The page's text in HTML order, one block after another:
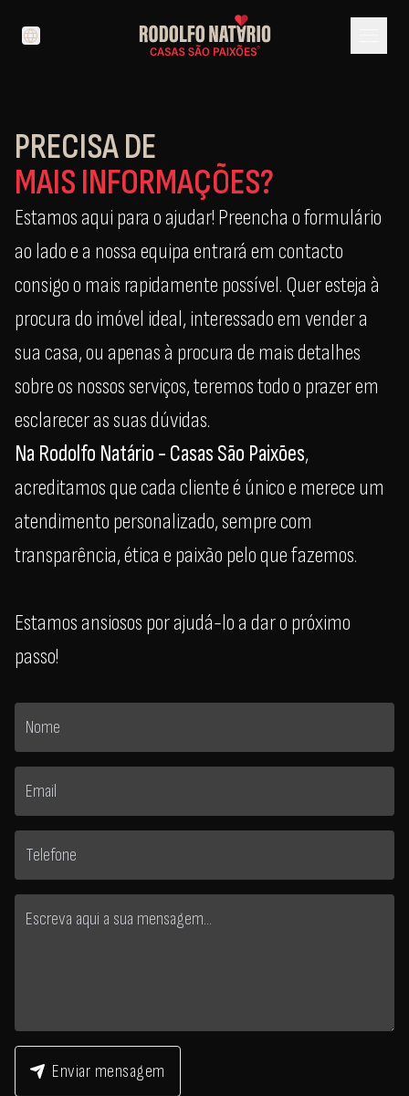
language
PRECISA DE
MAIS INFORMAÇÕES?
Estamos aqui para o ajudar! Preencha o formulário
ao lado e a nossa equipa entrará em contacto
consigo o mais rapidamente possível. Quer esteja à
procura do imóvel ideal, interessado em vender a
sua casa, ou apenas à procura de mais detalhes
sobre os nossos serviços, teremos todo o prazer em
esclarecer as suas dúvidas.
Na Rodolfo Natário - Casas São Paixões,
acreditamos que cada cliente é único e merece um
atendimento personalizado, sempre com
transparência, ética e paixão pelo que fazemos.
Estamos ansiosos por ajudá-lo a dar o próximo
passo!
Enviar mensagem